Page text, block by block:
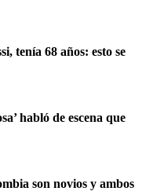
tenía 68 años: esto se
habló de escena que
son novios y ambos